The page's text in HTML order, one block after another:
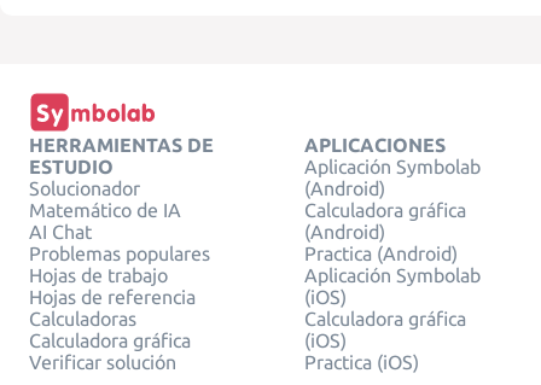
HERRAMIENTAS DE
ESTUDIO
Solucionador
Matemático de IA
AI Chat
Problemas populares
Hojas de trabajo
Hojas de referencia
Calculadoras
Calculadora gráfica
Verificar solución
APLICACIONES
Aplicación Symbolab
(Android)
Calculadora gráfica
(Android)
Practica (Android)
Aplicación Symbolab
(iOS)
Calculadora gráfica
(iOS)
Practica (iOS)